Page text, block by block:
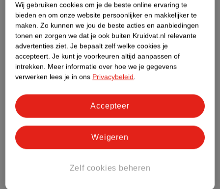
Etiketinformatie
Nature Impact Score
Dit product heeft (nog) geen Nature
Impact Score.
Meer informatie
Bestel & Bezorginformatie
Bekijk ook
Alle Nachtcreme
Wij gebruiken cookies om je de beste online ervaring te
bieden en om onze website persoonlijker en makkelijker te
maken. Zo kunnen we jou de beste acties en aanbiedingen
tonen en zorgen we dat je ook buiten Kruidvat.nl relevante
advertenties ziet. Je bepaalt zelf welke cookies je
accepteert. Je kunt je voorkeuren altijd aanpassen of
intrekken. Meer informatie over hoe we je gegevens
verwerken lees je in ons Privacybeleid.
Zelf cookies beheren
Weigeren
Accepteer